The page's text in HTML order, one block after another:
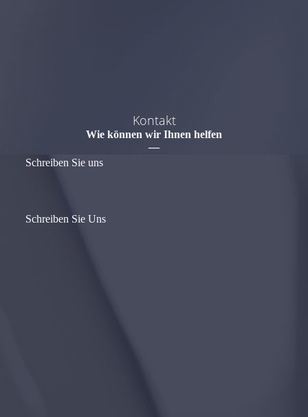
Kontakt
Wie können wir Ihnen helfen
—
Schreiben Sie uns
Schreiben Sie Uns